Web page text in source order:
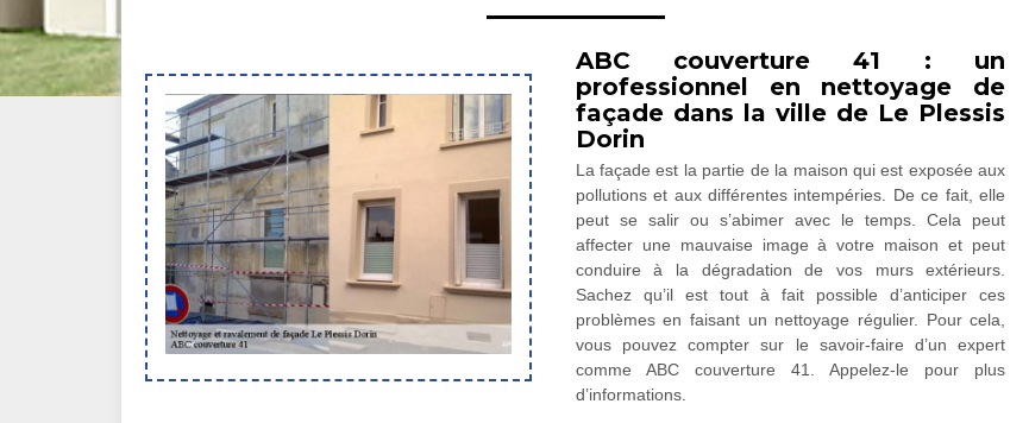
ABC couverture 41 : un
professionnel en nettoyage de
façade dans la ville de Le Plessis
Dorin
La façade est la partie de la maison qui est exposée aux
pollutions et aux différentes intempéries. De ce fait, elle
peut se salir ou s’abimer avec le temps. Cela peut
affecter une mauvaise image à votre maison et peut
conduire à la dégradation de vos murs extérieurs.
Sachez qu’il est tout à fait possible d’anticiper ces
problèmes en faisant un nettoyage régulier. Pour cela,
vous pouvez compter sur le savoir-faire d’un expert
comme ABC couverture 41. Appelez-le pour plus
d’informations.